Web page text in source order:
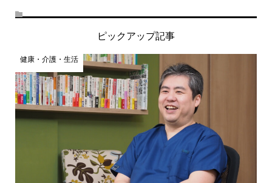
ピックアップ記事
健康・介護・生活